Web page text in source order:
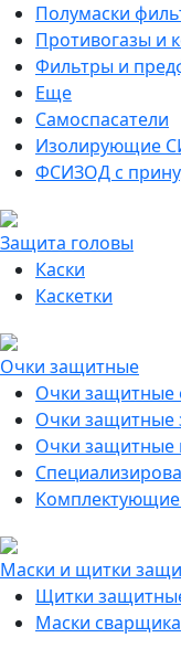
Полумаски
Противогазы и
Фильтры и
Еще
Самоспасатели
Изолирующие
ФСИЗОД с
Защита головы
Каски
Каскетки
Очки защитные
Очки защитные
Очки защитные
Очки
Комплектующие
Маски и щитки
Щитки
Маски сварщика